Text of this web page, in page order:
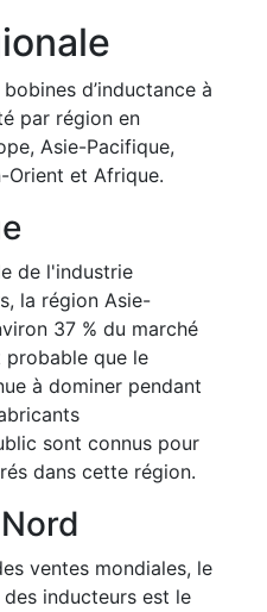
d’inductance à
par région en
Asie-Pacifique,
Orient et Afrique.
de l'industrie
la région Asie-
37 % du marché
probable que le
à dominer pendant
sont connus pour
dans cette région.
ventes mondiales, le
inducteurs est le